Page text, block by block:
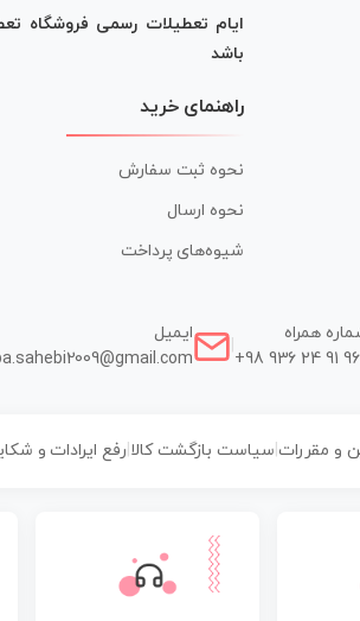
ایام تعطیلات رسمی فروشگاه
باشد
راهنمای خرید
نحوه ثبت سفارش
نحوه ارسال
شیوه‌های پرداخت
همراه
+98 936 24 91
ایمیل
و مقررات سیاست بازگشت کالا رفع ایرادات و